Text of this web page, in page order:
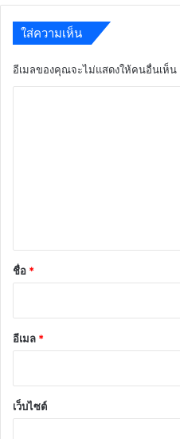
ใส่ความเห็น
อีเมลของคุณจะไม่แสดงให้คนอื่นเห็น
*
ชื่อ *
อีเมล *
เว็บไซต์